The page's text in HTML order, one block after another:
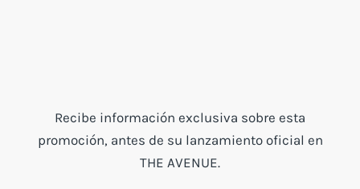
Recibe información exclusiva sobre esta
promoción, antes de su lanzamiento oficial en
THE AVENUE.